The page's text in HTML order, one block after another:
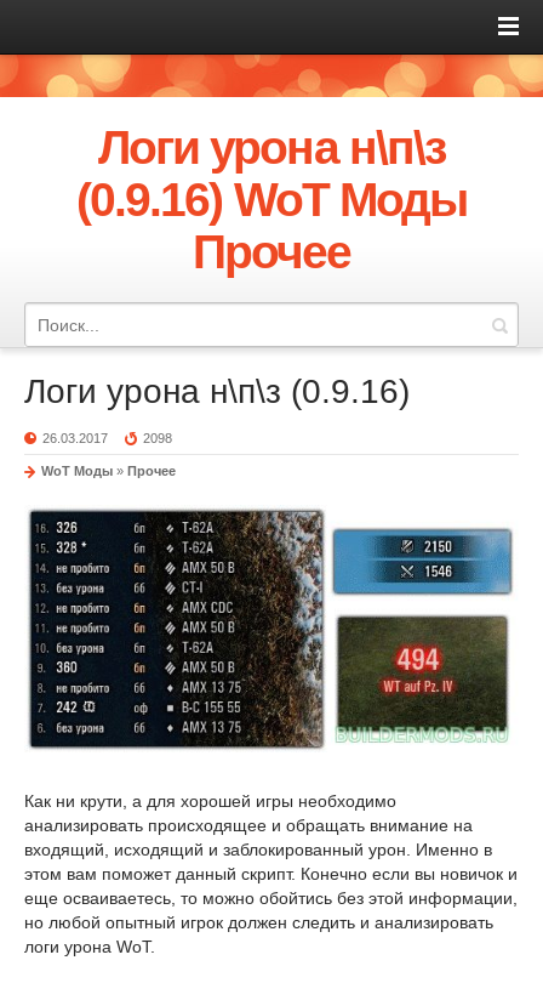
Логи урона н\п\з
(0.9.16) WoT Моды
Прочее
Логи урона н\п\з (0.9.16)
26.03.2017 2098
WoT Моды » Прочее
Как ни крути, а для хорошей игры необходимо
анализировать происходящее и обращать внимание на
входящий, исходящий и заблокированный урон. Именно в
этом вам поможет данный скрипт. Конечно если вы новичок и
еще осваиваетесь, то можно обойтись без этой информации,
но любой опытный игрок должен следить и анализировать
логи урона WoT.